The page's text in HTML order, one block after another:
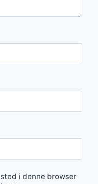
i denne browser